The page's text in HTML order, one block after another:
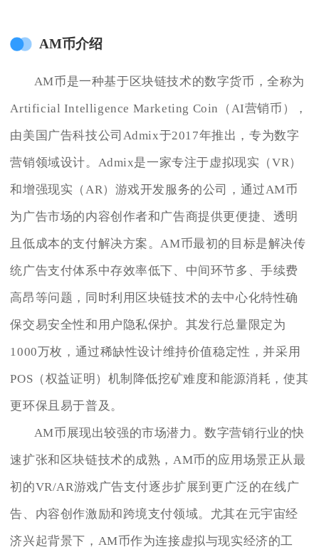
AM币介绍
AM币是一种基于区块链技术的数字货币，全称为
Artificial Intelligence Marketing Coin（AI营销币），
由美国广告科技公司Admix于2017年推出，专为数字
营销领域设计。Admix是一家专注于虚拟现实（VR）
和增强现实（AR）游戏开发服务的公司，通过AM币
为广告市场的内容创作者和广告商提供更便捷、透明
且低成本的支付解决方案。AM币最初的目标是解决传
统广告支付体系中存效率低下、中间环节多、手续费
高昂等问题，同时利用区块链技术的去中心化特性确
保交易安全性和用户隐私保护。其发行总量限定为
1000万枚，通过稀缺性设计维持价值稳定性，并采用
POS（权益证明）机制降低挖矿难度和能源消耗，使其
更环保且易于普及。
AM币展现出较强的市场潜力。数字营销行业的快
速扩张和区块链技术的成熟，AM币的应用场景正从最
初的VR/AR游戏广告支付逐步扩展到更广泛的在线广
告、内容创作激励和跨境支付领域。尤其在元宇宙经
济兴起背景下，AM币作为连接虚拟与现实经济的工